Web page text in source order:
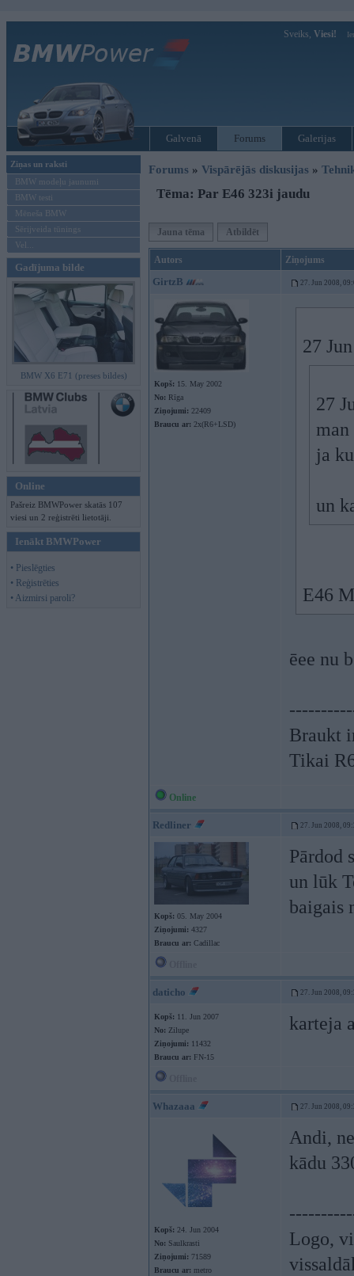
Sveiks, Viesi!
Galvenā Forums Galerijas
Ziņas un raksti
BMW modeļu jaunumi
BMW testi
Mēneša BMW
Sērijveida tūnings
Vel...
Gadījuma bilde
BMW X6 E71 (preses bildes)
Online
Pašreiz BMWPower skatās 107
viesi un 2 reģistrēti lietotāji.
Ienākt BMWPower
• Pieslēgties
• Reģistrēties
• Aizmirsi paroli?
Forums » Vispārējās diskusijas »
Tēma: Par E46 323i jaudu
Jauna tēma Atbildēt
Autors Ziņojums
GirtzB 27. Jun 2008,
Kopš: 15. May 2002
No: Rīga
Ziņojumi: 22409
Braucu ar: 2x(R6+LSD)
27
27
ja
un
E46
ēee nu
Braukt
Tikai
Online
Redliner 27. Jun 2008,
Kopš: 05. May 2004
Ziņojumi: 4327
Braucu ar: Cadillac
Pārdod
un lūk
baigais
daticho 27. Jun 2008,
Kopš: 11. Jun 2007
No: Zilupe
Ziņojumi: 11432
Braucu ar: FN-15
karteja
Whazaaa 27. Jun 2008,
Kopš: 24. Jun 2004
No: Saulkrasti
Ziņojumi: 71589
Braucu ar: metro
Andi,
kādu
Logo,